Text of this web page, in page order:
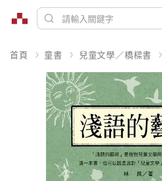
首頁 童書 兒童文學／橋樑書